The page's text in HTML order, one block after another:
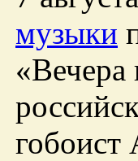
музыки
«Вечера
гобоист